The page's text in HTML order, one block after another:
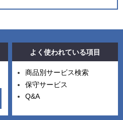
よく使われている項目
商品別サービス検索
保守サービス
Q&A